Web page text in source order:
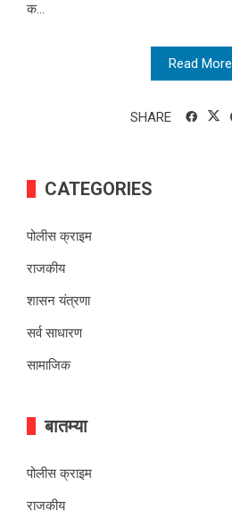
क...
Read More
SHARE
CATEGORIES
पोलीस क्राइम
राजकीय
शासन यंत्रणा
सर्व साधारण
सामाजिक
बातम्या
पोलीस क्राइम
राजकीय